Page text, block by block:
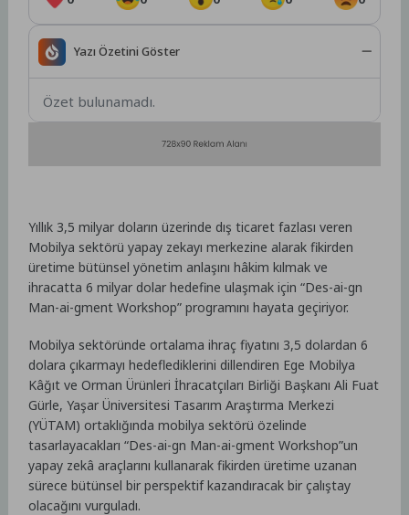
Yazı Özetini Göster
Özet bulunamadı.
Yıllık 3,5 milyar doların üzerinde dış ticaret fazlası veren
Mobilya sektörü yapay zekayı merkezine alarak fikirden
üretime bütünsel yönetim anlaşını hâkim kılmak ve
ihracatta 6 milyar dolar hedefine ulaşmak için “Des-ai-gn
Man-ai-gment Workshop” programını hayata geçiriyor.
Mobilya sektöründe ortalama ihraç fiyatını 3,5 dolardan 6
dolara çıkarmayı hedeflediklerini dillendiren Ege Mobilya
Kâğıt ve Orman Ürünleri İhracatçıları Birliği Başkanı Ali Fuat
Gürle, Yaşar Üniversitesi Tasarım Araştırma Merkezi
(YÜTAM) ortaklığında mobilya sektörü özelinde
tasarlayacakları “Des-ai-gn Man-ai-gment Workshop”un
yapay zekâ araçlarını kullanarak fikirden üretime uzanan
sürece bütünsel bir perspektif kazandıracak bir çalıştay
olacağını vurguladı.